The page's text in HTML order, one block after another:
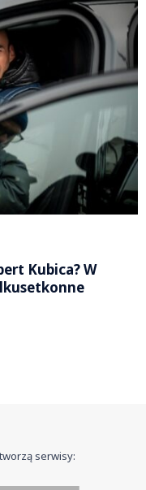
Kubica? W
serwisy: